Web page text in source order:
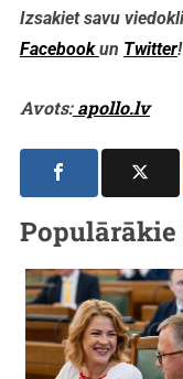
Izsakiet savu
Facebookun Twitter!
Avots:apollo.lv